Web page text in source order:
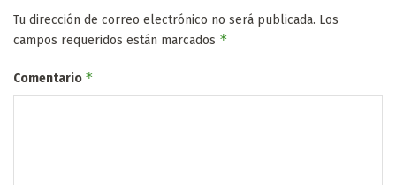
Tu dirección de correo electrónico no será publicada. Los
campos requeridos están marcados *
Comentario *